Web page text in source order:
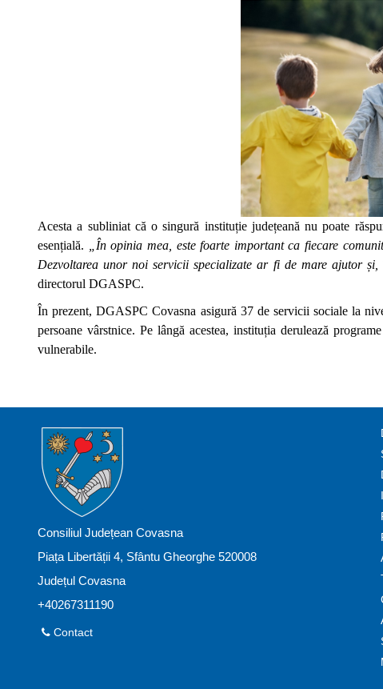
Acesta a subliniat că o singură instituție județeană nu poate
esențială. „În opinia mea, este foarte important ca fiecare
Dezvoltarea unor noi servicii specializate ar fi de mare ajutor
directorul DGASPC.
În prezent, DGASPC Covasna asigură 37 de servicii sociale la
persoane vârstnice. Pe lângă acestea, instituția derulează
vulnerabile.
Consiliul Județean Covasna
Piața Libertății 4, Sfântu Gheorghe 520008
Județul Covasna
+40267311190
Contact